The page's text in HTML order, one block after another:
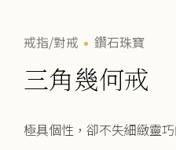
戒指/對戒 鑽石珠寶
三角幾何戒
極具個性，卻不失細緻靈